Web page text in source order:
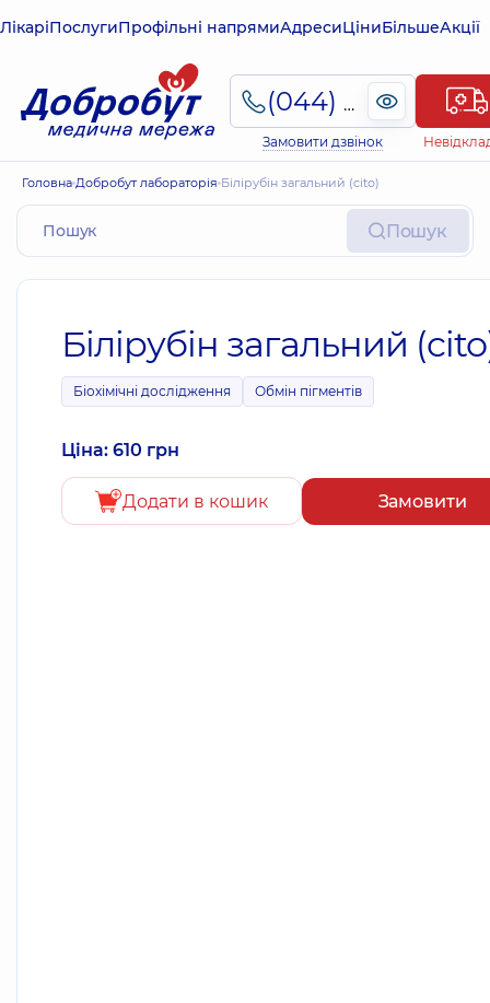
ЛікаріПослугиПрофільні напрямиАдресиЦіниБільшеАкції
(044) 495-2-888
Замовити дзвінок
Головна Добробут лабораторія Білірубін загальний (cito)
Пошук
Білірубін загальний
Біохімічні дослідження Обмін пігментів
Ціна: 610 грн
Додати в кошик Замовити